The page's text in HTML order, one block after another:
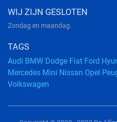
WIJ ZIJN GESLOTEN
Zondag en maandag.
TAGS
Audi BMW Dodge Fiat Ford
Mercedes Mini Nissan Opel
Volkswagen